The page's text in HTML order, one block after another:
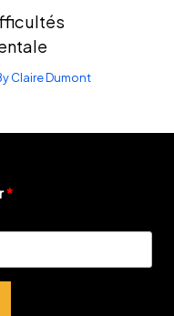
Claire Dumont